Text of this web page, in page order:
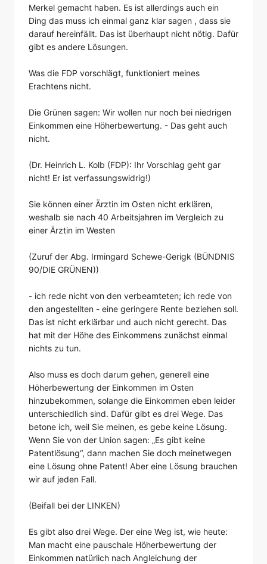
Merkel gemacht haben. Es ist allerdings auch ein
Ding das muss ich einmal ganz klar sagen , dass sie
darauf hereinfällt. Das ist überhaupt nicht nötig. Dafür
gibt es andere Lösungen.
Was die FDP vorschlägt, funktioniert meines
Erachtens nicht.
Die Grünen sagen: Wir wollen nur noch bei niedrigen
Einkommen eine Höherbewertung. - Das geht auch
nicht.
(Dr. Heinrich L. Kolb (FDP): Ihr Vorschlag geht gar
nicht! Er ist verfassungswidrig!)
Sie können einer Ärztin im Osten nicht erklären,
weshalb sie nach 40 Arbeitsjahren im Vergleich zu
einer Ärztin im Westen
(Zuruf der Abg. Irmingard Schewe-Gerigk (BÜNDNIS
90/DIE GRÜNEN))
- ich rede nicht von den verbeamteten; ich rede von
den angestellten - eine geringere Rente beziehen soll.
Das ist nicht erklärbar und auch nicht gerecht. Das
hat mit der Höhe des Einkommens zunächst einmal
nichts zu tun.
Also muss es doch darum gehen, generell eine
Höherbewertung der Einkommen im Osten
hinzubekommen, solange die Einkommen eben leider
unterschiedlich sind. Dafür gibt es drei Wege. Das
betone ich, weil Sie meinen, es gebe keine Lösung.
Wenn Sie von der Union sagen: „Es gibt keine
Patentlösung“, dann machen Sie doch meinetwegen
eine Lösung ohne Patent! Aber eine Lösung brauchen
wir auf jeden Fall.
(Beifall bei der LINKEN)
Es gibt also drei Wege. Der eine Weg ist, wie heute:
Man macht eine pauschale Höherbewertung der
Einkommen natürlich nach Angleichung der